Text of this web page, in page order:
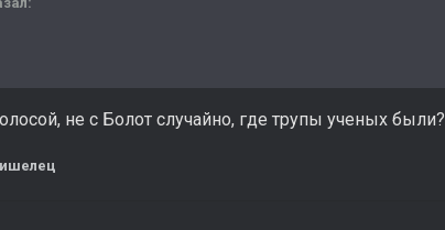
не с Болот случайно, где трупы ученых были?